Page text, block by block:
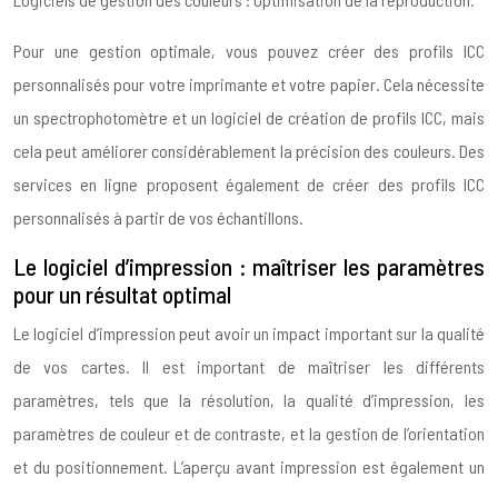
Pour une gestion optimale, vous pouvez créer des profils ICC
personnalisés pour votre imprimante et votre papier. Cela nécessite
un spectrophotomètre et un logiciel de création de profils ICC, mais
cela peut améliorer considérablement la précision des couleurs. Des
services en ligne proposent également de créer des profils ICC
personnalisés à partir de vos échantillons.
Le logiciel d’impression : maîtriser les paramètres
pour un résultat optimal
Le logiciel d’impression peut avoir un impact important sur la qualité
de vos cartes. Il est important de maîtriser les différents
paramètres, tels que la résolution, la qualité d’impression, les
paramètres de couleur et de contraste, et la gestion de l’orientation
et du positionnement. L’aperçu avant impression est également un